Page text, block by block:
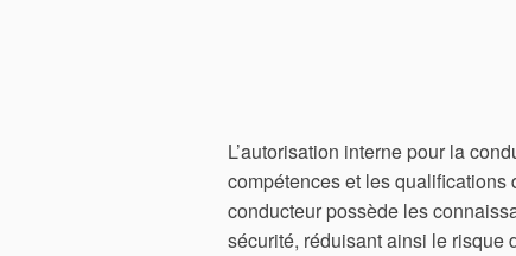
L’autorisation interne pour la
compétences et les qualifications
conducteur possède les
sécurité, réduisant ainsi le risque